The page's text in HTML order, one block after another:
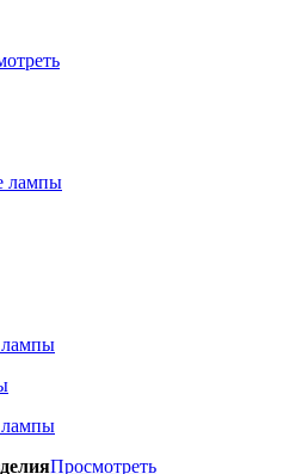
лампы
лампы
лампы
Просмотреть